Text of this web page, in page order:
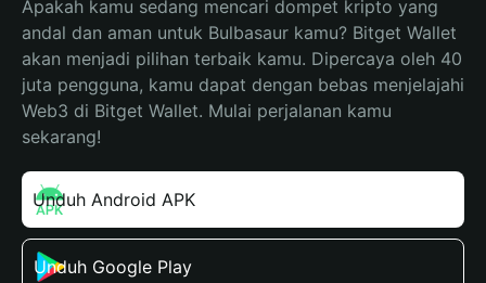
Apakah kamu sedang mencari dompet kripto yang
andal dan aman untuk Bulbasaur kamu? Bitget Wallet
akan menjadi pilihan terbaik kamu. Dipercaya oleh 40
juta pengguna, kamu dapat dengan bebas menjelajahi
Web3 di Bitget Wallet. Mulai perjalanan kamu
sekarang!
Unduh Android APK
Unduh Google Play